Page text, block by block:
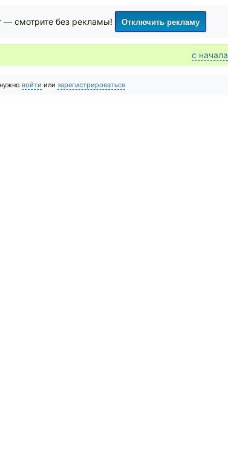
— смотрите без рекламы! Отключить рекламу
с начала
войти или зарегистрироваться